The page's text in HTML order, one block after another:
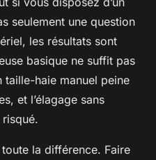
seulement une question
les résultats sont
basique ne suffit pas
haie manuel peine
et l’élagage sans
toute la différence. Faire